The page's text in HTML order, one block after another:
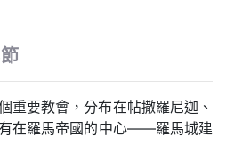
重要教會，分布在帖撒羅尼迦、
在羅馬帝國的中心——羅馬城建